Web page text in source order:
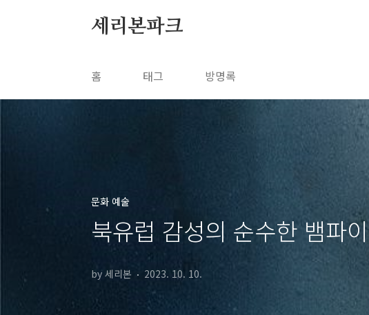
세리본파크
홈 태그 방명록
문화 예술
북유럽 감성의 순수한 뱀파
by 세리본 2023. 10. 10.